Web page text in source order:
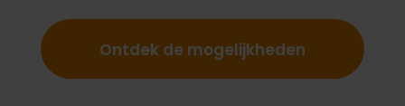
Ontdek de mogelijkheden